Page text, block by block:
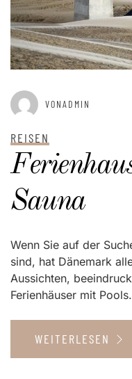
VONADMIN
REISEN
Sauna
Wenn Sie auf der
sind, hat Dänemark
Aussichten,
Ferienhäuser mit
WEITERLESEN